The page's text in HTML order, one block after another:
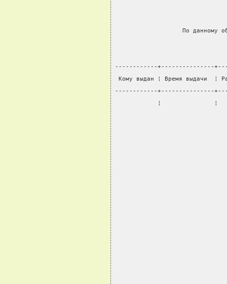
По данному
------------+---------------
Кому выдан ¦ Время выдачи  ¦
------------+---------------
¦               ¦